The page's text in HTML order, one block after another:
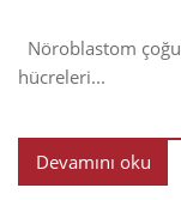
Nöroblastom
hücreleri...
Devamını oku